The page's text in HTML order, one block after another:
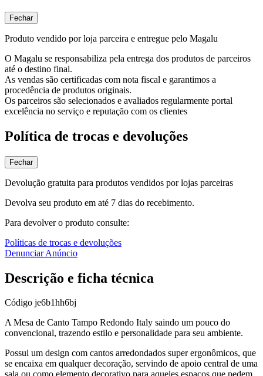
Fechar
Produto vendido por loja parceira e entregue pelo Magalu
O Magalu se responsabiliza pela entrega dos produtos de parceiros
até o destino final.
As vendas são certificadas com nota fiscal e garantimos a
procedência de produtos originais.
Os parceiros são selecionados e avaliados regularmente portal
excelência no serviço e reputação com os clientes
Política de trocas e devoluções
Fechar
Devolução gratuita para produtos vendidos por lojas parceiras
Devolva seu produto em até 7 dias do recebimento.
Para devolver o produto consulte:
Políticas de trocas e devoluções
Denunciar Anúncio
Descrição e ficha técnica
Código je6b1hh6bj
A Mesa de Canto Tampo Redondo Italy saindo um pouco do
convencional, trazendo estilo e personalidade para seu ambiente.
Possui um design com cantos arredondados super ergonômicos, que
se encaixa em qualquer decoração, servindo de apoio central de uma